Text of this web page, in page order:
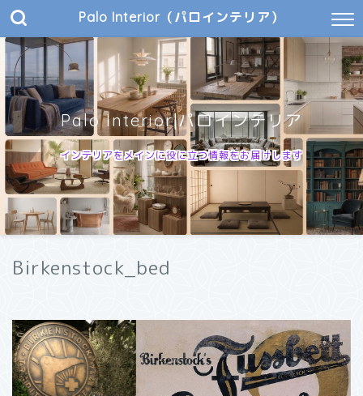
Palo Interior（パロインテリア）
Palo Interior|パロインテリア
インテリアをメインに役に立つ情報をお届けします
Birkenstock_bed